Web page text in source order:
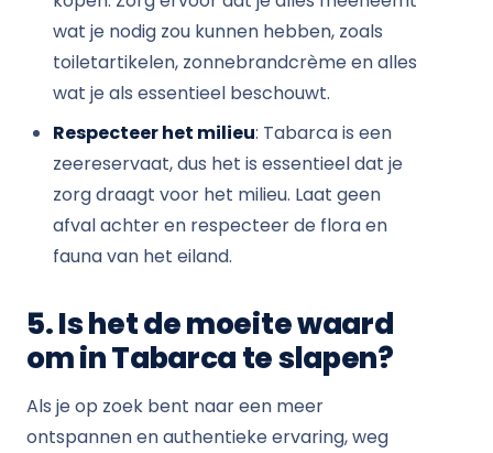
wat je nodig zou kunnen hebben, zoals
toiletartikelen, zonnebrandcrème en alles
wat je als essentieel beschouwt.
Respecteer het milieu: Tabarca is een
zeereservaat, dus het is essentieel dat je
zorg draagt voor het milieu. Laat geen
afval achter en respecteer de flora en
fauna van het eiland.
5. Is het de moeite waard
om in Tabarca te slapen?
Als je op zoek bent naar een meer
ontspannen en authentieke ervaring, weg